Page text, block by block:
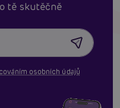
tě skutěčně
osobních údajů